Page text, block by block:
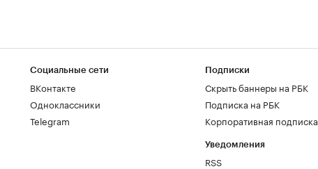
Социальные сети
ВКонтакте
Одноклассники
Telegram
Подписки
Скрыть баннеры на РБК
Подписка на РБК
Корпоративная подписка
Уведомления
RSS